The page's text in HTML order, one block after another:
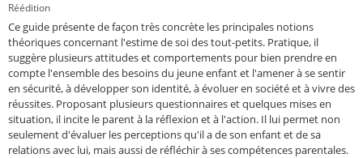
Réédition
Ce guide présente de façon très concrète les principales notions
théoriques concernant l'estime de soi des tout-petits. Pratique, il
suggère plusieurs attitudes et comportements pour bien prendre en
compte l'ensemble des besoins du jeune enfant et l'amener à se sentir
en sécurité, à développer son identité, à évoluer en société et à vivre des
réussites. Proposant plusieurs questionnaires et quelques mises en
situation, il incite le parent à la réflexion et à l'action. Il lui permet non
seulement d'évaluer les perceptions qu'il a de son enfant et de sa
relations avec lui, mais aussi de réfléchir à ses compétences parentales.